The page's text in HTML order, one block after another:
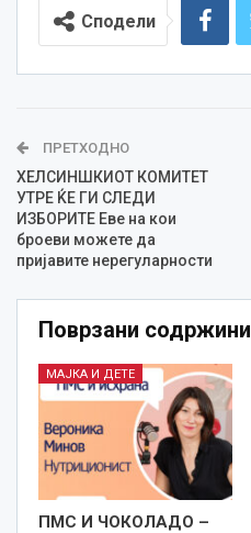
Сподели
ПРЕТХОДНО
ХЕЛСИНШКИОТ КОМИТЕТ
УТРЕ ЌЕ ГИ СЛЕДИ
ИЗБОРИТЕ Еве на кои
броеви можете да
пријавите нерегуларности
Поврзани содржини
МАЈКА И ДЕТЕ
ПМС И ЧОКОЛАДО –